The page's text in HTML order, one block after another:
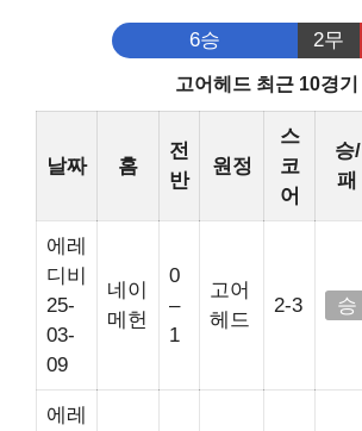
6승 2무
고어헤드 최근 10경기
날짜 홈
전
반
원정
스
코
어
승/
패
에레
디비
25-
03-
09
네이
메헌
0
–
1
고어
헤드
2-3 승
에레